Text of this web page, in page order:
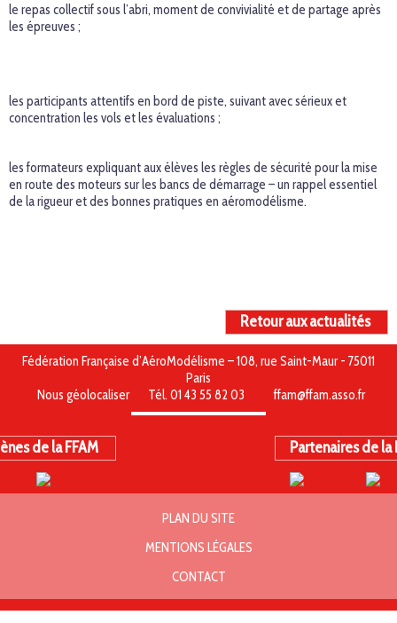
le repas collectif sous l’abri, moment de convivialité et de partage après
les épreuves ;
les participants attentifs en bord de piste, suivant avec sérieux et
concentration les vols et les évaluations ;
les formateurs expliquant aux élèves les règles de sécurité pour la mise
en route des moteurs sur les bancs de démarrage – un rappel essentiel
de la rigueur et des bonnes pratiques en aéromodélisme.
Retour aux actualités
Fédération Française d’AéroModélisme – 108, rue Saint-Maur - 75011
Paris
Nous géolocaliser
Tél. 01 43 55 82 03 ffam@ffam.asso.fr
de la FFAM Partenaires de la
PLAN DU SITE
MENTIONS LÉGALES
CONTACT